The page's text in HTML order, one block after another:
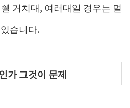
거치대, 여러대일 경우는 멀
습니다.
가 그것이 문제